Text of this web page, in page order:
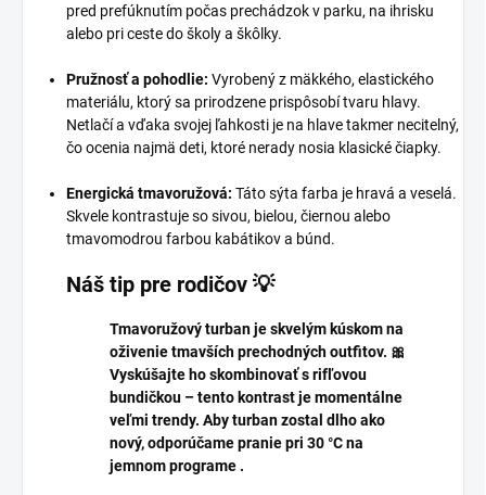
pred prefúknutím počas prechádzok v parku, na ihrisku
alebo pri ceste do školy a škôlky.
Pružnosť a pohodlie: Vyrobený z mäkkého, elastického
materiálu, ktorý sa prirodzene prispôsobí tvaru hlavy.
Netlačí a vďaka svojej ľahkosti je na hlave takmer necitelný,
čo ocenia najmä deti, ktoré nerady nosia klasické čiapky.
Energická tmavoružová: Táto sýta farba je hravá a veselá.
Skvele kontrastuje so sivou, bielou, čiernou alebo
tmavomodrou farbou kabátikov a búnd.
Náš tip pre rodičov 💡
Tmavoružový turban je skvelým kúskom na
oživenie tmavších prechodných outfitov. 🎀
Vyskúšajte ho skombinovať s rifľovou
bundičkou – tento kontrast je momentálne
veľmi trendy. Aby turban zostal dlho ako
nový, odporúčame pranie pri 30 °C na
jemnom programe .